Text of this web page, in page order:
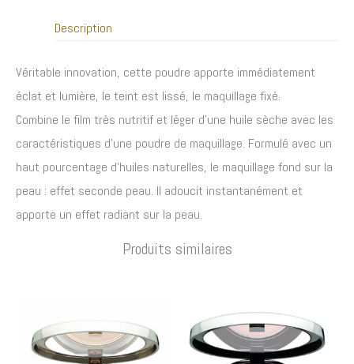
Description
Véritable innovation, cette poudre apporte immédiatement
éclat et lumière, le teint est lissé, le maquillage fixé.
Combine le film très nutritif et léger d’une huile sèche avec les
caractéristiques d’une poudre de maquillage. Formulé avec un
haut pourcentage d’huiles naturelles, le maquillage fond sur la
peau : effet seconde peau. Il adoucit instantanément et
apporte un effet radiant sur la peau.
Produits similaires